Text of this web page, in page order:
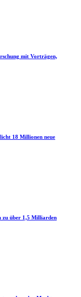
mit Vorträgen,
18 Millionen neue
zu über 1,5 Milliarden